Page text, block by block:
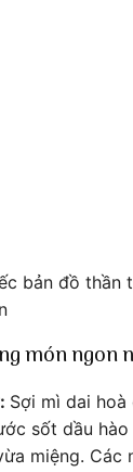
bản đồ thần
món ngon
Sợi mì dai hoà
sốt dầu
miệng. Các